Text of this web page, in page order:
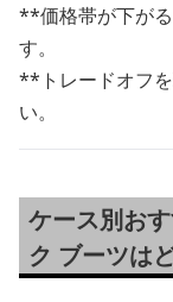
**価格帯が下が
す。
**トレードオフ
い。
ケース別お
ク ブーツは